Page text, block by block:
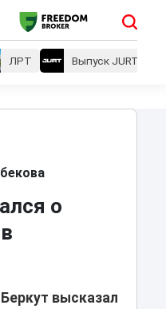
ЛРТ Выпуск JURT
о
высказал